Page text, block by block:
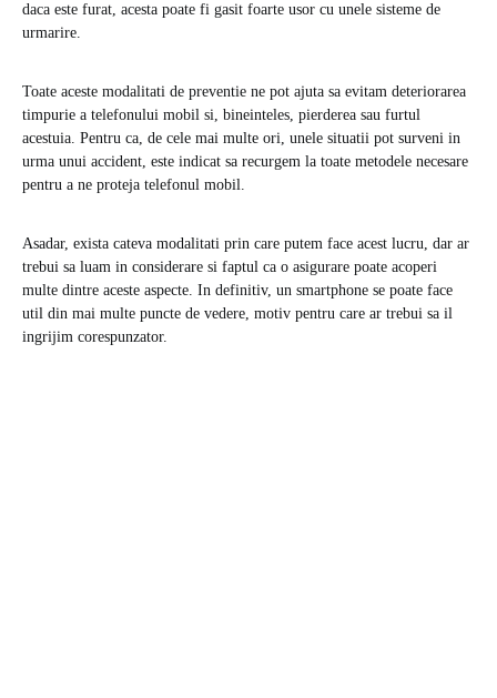
daca este furat, acesta poate fi gasit foarte usor cu unele sisteme de
urmarire.
Toate aceste modalitati de preventie ne pot ajuta sa evitam deteriorarea
timpurie a telefonului mobil si, bineinteles, pierderea sau furtul
acestuia. Pentru ca, de cele mai multe ori, unele situatii pot surveni in
urma unui accident, este indicat sa recurgem la toate metodele necesare
pentru a ne proteja telefonul mobil.
Asadar, exista cateva modalitati prin care putem face acest lucru, dar ar
trebui sa luam in considerare si faptul ca o asigurare poate acoperi
multe dintre aceste aspecte. In definitiv, un smartphone se poate face
util din mai multe puncte de vedere, motiv pentru care ar trebui sa il
ingrijim corespunzator.